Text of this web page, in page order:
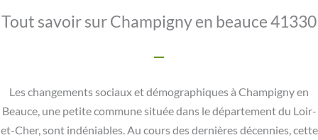
Tout savoir sur Champigny en beauce 41330
Les changements sociaux et démographiques à Champigny en
Beauce, une petite commune située dans le département du Loir-
et-Cher, sont indéniables. Au cours des dernières décennies, cette